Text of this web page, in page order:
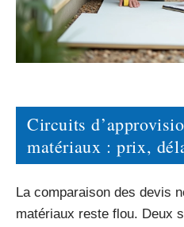
Circuits
matériaux : prix,
La comparaison des devis
matériaux reste flou. Deux